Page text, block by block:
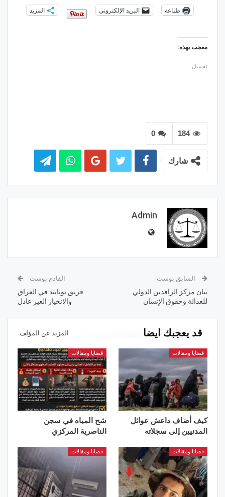
طباعة البريد الإلكتروني المزيد
معجب بهذه:
تحميل...
0 184
شارك
Admin
السابق بوست
بيان مركز الرافدين الدولي
للعدالة وحقوق الإنسان
القادم بوست
فريق يونايتد في العراق
والانحياز الغير عادل
قد يعجبك ايضا المزيد عن المؤلف
قضايا ومقالات
كيف أضاف داعش عوائل
المدنيين إلى سجلاته
قضايا ومقالات
شح المياه في سجن
الناصرية المركزي
قضايا ومقالات قضايا ومقالات